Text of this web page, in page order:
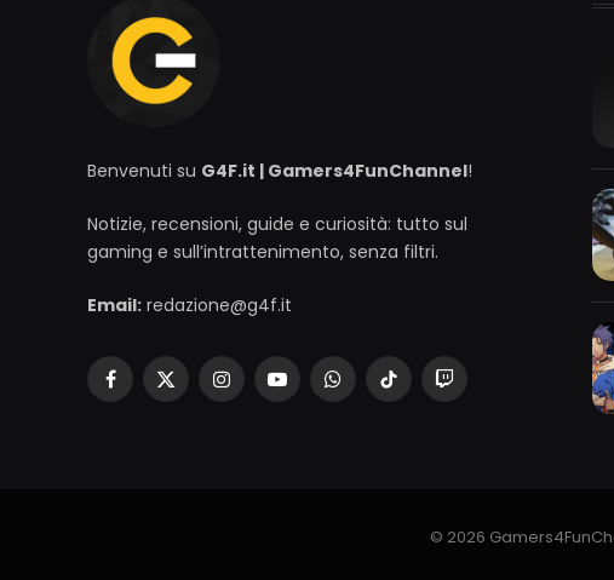
Benvenuti su G4F.it | Gamers4FunChannel!
Notizie, recensioni, guide e curiosità: tutto sul
gaming e sull’intrattenimento, senza filtri.
Email: redazione@g4f.it
Facebook
X
InstagramYouTubeWhatsAppTikTokTwitch
© 2026